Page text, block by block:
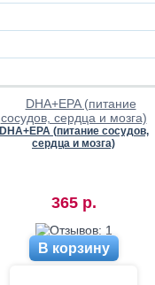
DHA+EPA (питание сосудов,
сердца и мозга)
365 р.
В корзину